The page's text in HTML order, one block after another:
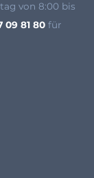
von 8:00 bis
09 81 80 für